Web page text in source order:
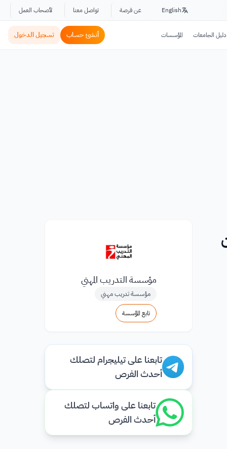
English عن فرصة تواصل معنا لأصحاب العمل
دليل الجامعات المؤسسات أنشئ حساب تسجيل الدخول
مؤسسة التدريب المهني
مؤسسة تدريب مهني
تابع المؤسسة
تابعنا على تيليجرام لتصلك
أحدث الفرص
تابعنا على واتساب لتصلك
أحدث الفرص